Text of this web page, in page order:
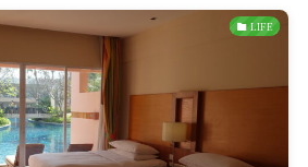
LIFE